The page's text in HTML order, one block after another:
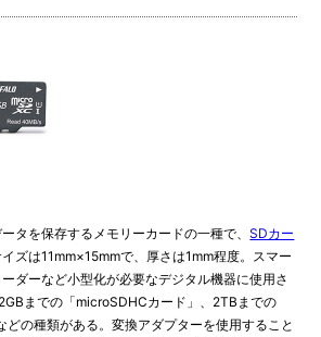
ータを保存するメモリーカードの一種で、SDカー
ズは11mm×15mmで、厚さは1mm程度。スマー
ダーなど小型化が必要なデジタル機器に使用さ
までの「microSDHCカード」、2TBまでの
どの種類がある。変換アダプターを使用すること